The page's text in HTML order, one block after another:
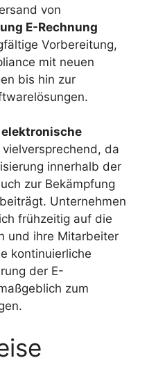
von
E-Rechnung
Vorbereitung,
mit neuen
bis hin zur
vielversprechend, da
innerhalb der
zur Bekämpfung
Unternehmen
frühzeitig auf die
und ihre Mitarbeiter
kontinuierliche
der E-
zum